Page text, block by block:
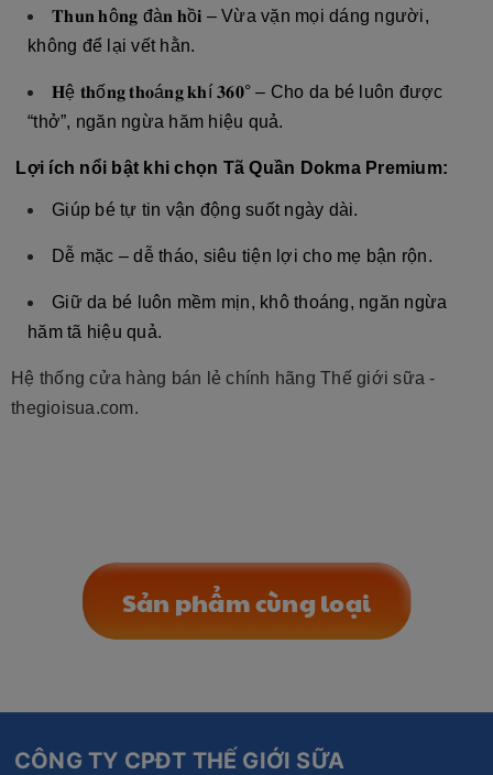
𝐓𝐡𝐮𝐧 𝐡ô𝐧𝐠 đà𝐧 𝐡ồ𝐢 – Vừa vặn mọi dáng người,
không để lại vết hằn.
𝐇ệ 𝐭𝐡ố𝐧𝐠𝐭𝐡𝐨á𝐧𝐠𝐤𝐡í 𝟑𝟔𝟎° – Cho da bé luôn được
“thở”, ngăn ngừa hăm hiệu quả.
Lợi ích nổi bật khi chọn Tã Quần Dokma Premium:
Giúp bé tự tin vận động suốt ngày dài.
Dễ mặc – dễ tháo, siêu tiện lợi cho mẹ bận rộn.
Giữ da bé luôn mềm mịn, khô thoáng, ngăn ngừa
hăm tã hiệu quả.
Hệ thống cửa hàng bán lẻ chính hãng Thế giới sữa -
thegioisua.com.
Sản phẩm cùng loại
CÔNG TY CPĐT THẾ GIỚI SỮA